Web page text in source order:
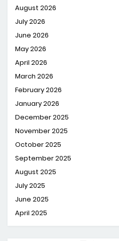
August 2026
July 2026
June 2026
May 2026
April 2026
March 2026
February 2026
January 2026
December 2025
November 2025
October 2025
September 2025
August 2025
July 2025
June 2025
April 2025